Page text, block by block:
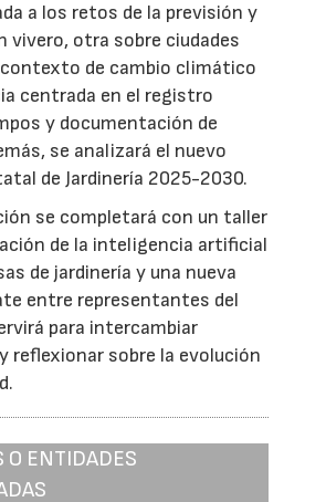
a los retos de la previsión y
vivero, otra sobre ciudades
de cambio climático
centrada en el registro
y documentación de
se analizará el nuevo
de Jardinería 2025-2030.
se completará con un taller
de la inteligencia artificial
de jardinería y una nueva
entre representantes del
para intercambiar
reflexionar sobre la evolución
O ENTIDADES